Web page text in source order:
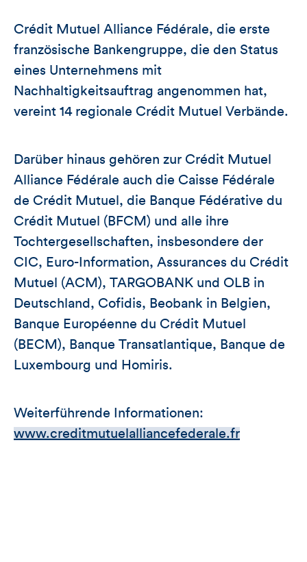
Crédit Mutuel Alliance Fédérale, die erste
französische Bankengruppe, die den Status
eines Unternehmens mit
Nachhaltigkeitsauftrag angenommen hat,
vereint 14 regionale Crédit Mutuel Verbände.
Darüber hinaus gehören zur Crédit Mutuel
Alliance Fédérale auch die Caisse Fédérale
de Crédit Mutuel, die Banque Fédérative du
Crédit Mutuel (BFCM) und alle ihre
Tochtergesellschaften, insbesondere der
CIC, Euro-Information, Assurances du Crédit
Mutuel (ACM), TARGOBANK und OLB in
Deutschland, Cofidis, Beobank in Belgien,
Banque Européenne du Crédit Mutuel
(BECM), Banque Transatlantique, Banque de
Luxembourg und Homiris.
Weiterführende Informationen:
www.creditmutuelalliancefederale.fr